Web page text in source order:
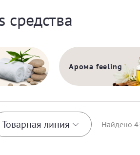
Арома feeling
Товарная линия Найдено